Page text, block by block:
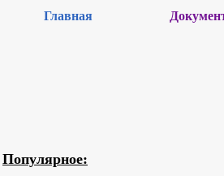
Главная
Популярное: